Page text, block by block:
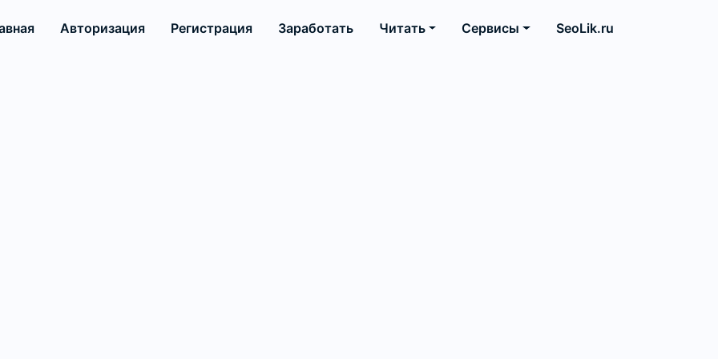
Авторизация Регистрация Заработать Читать Сервисы SeoLik.ru